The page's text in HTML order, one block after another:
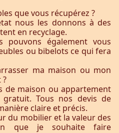
que vous récupérez ?
nous les donnons à des
en recyclage.
pouvons également vous
ou bibelots ce qui fera
ma maison ou mon
de maison ou appartement
gratuit. Tous nos devis de
claire et précis.
du mobilier et la valeur des
que je souhaite faire